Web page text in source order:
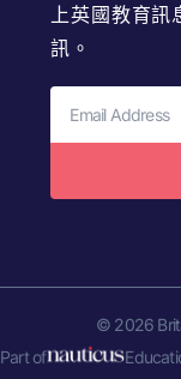
上英國教育
訊。
© 2026
Part of